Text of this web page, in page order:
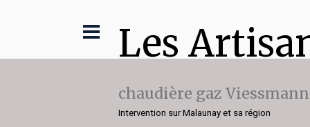
Les
chaudière gaz Viessmann
Intervention sur Malaunay et sa région